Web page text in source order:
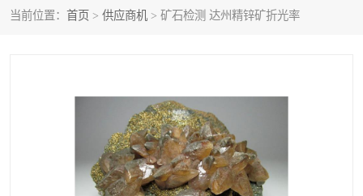
当前位置： 首页 > 供应商机 > 矿石检测 达州精锌矿折光率
可靠性检测 产品检测